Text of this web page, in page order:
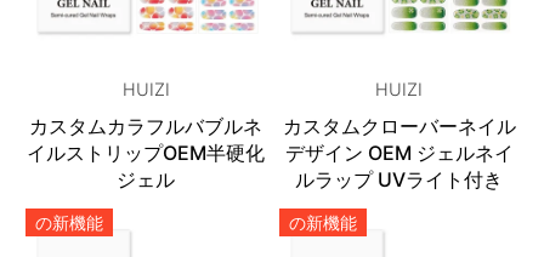
HUIZI
カスタムカラフルバブルネ
イルストリップOEM半硬化
ジェル
HUIZI
カスタムクローバーネイル
デザイン OEM ジェルネイ
ルラップ UVライト付き
の新機能 の新機能